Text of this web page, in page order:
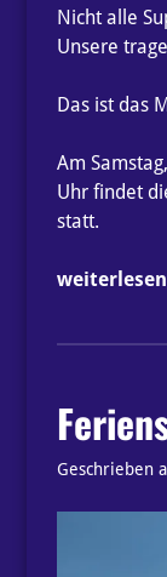
Nicht alle
Unsere
Das ist das
Am
Uhr findet
statt.
weiterlesen
Geschrieben